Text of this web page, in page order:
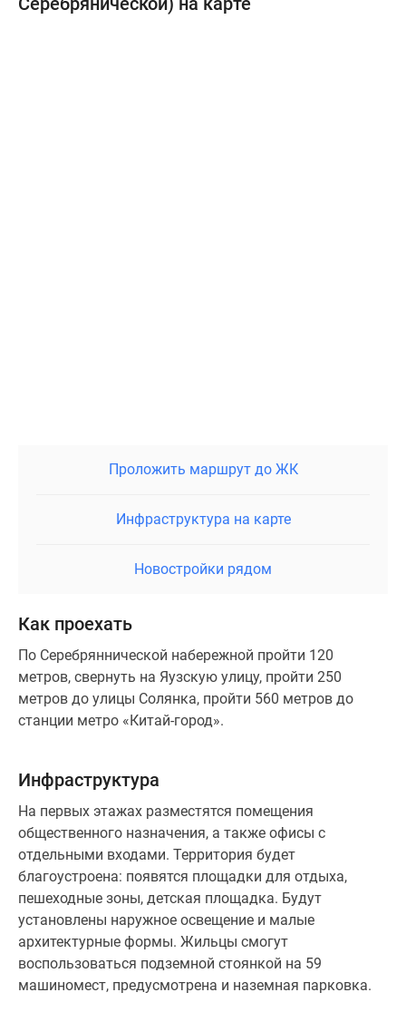
Проложить маршрут до ЖК
Инфраструктура на карте
Новостройки рядом
Как проехать
По Серебряннической набережной пройти 120
метров, свернуть на Яузскую улицу, пройти 250
метров до улицы Солянка, пройти 560 метров до
станции метро «Китай-город».
Инфраструктура
На первых этажах разместятся помещения
общественного назначения, а также офисы с
отдельными входами. Территория будет
благоустроена: появятся площадки для отдыха,
пешеходные зоны, детская площадка. Будут
установлены наружное освещение и малые
архитектурные формы. Жильцы смогут
воспользоваться подземной стоянкой на 59
машиномест, предусмотрена и наземная парковка.